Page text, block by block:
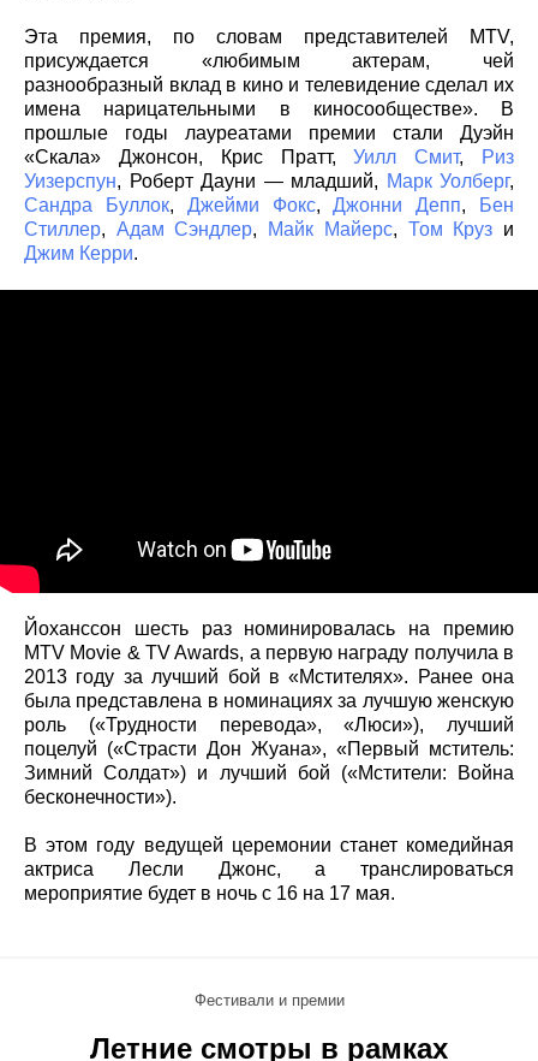
Эта премия, по словам представителей MTV,
присуждается «любимым актерам, чей
разнообразный вклад в кино и телевидение сделал их
имена нарицательными в киносообществе». В
прошлые годы лауреатами премии стали Дуэйн
«Скала» Джонсон, Крис Пратт,Уилл Смит,
Риз
Уизерспун, Роберт Дауни — младший, Марк Уолберг,
Сандра Буллок, Джейми Фокс,Джонни Депп,
Бен
Стиллер, Адам Сэндлер, Майк Майерс, Том Круз и
Джим Керри.
Йоханссон шесть раз номинировалась на премию
MTV Movie & TV Awards, а первую награду получила в
2013 году за лучший бой в «Мстителях». Ранее она
была представлена в номинациях за лучшую женскую
роль («Трудности перевода», «Люси»), лучший
поцелуй («Страсти Дон Жуана», «Первый мститель:
Зимний Солдат») и лучший бой («Мстители: Война
бесконечности»).
В этом году ведущей церемонии станет комедийная
актриса Лесли Джонс, а транслироваться
мероприятие будет в ночь с 16 на 17 мая.
Фестивали и премии
Летние смотры в рамках